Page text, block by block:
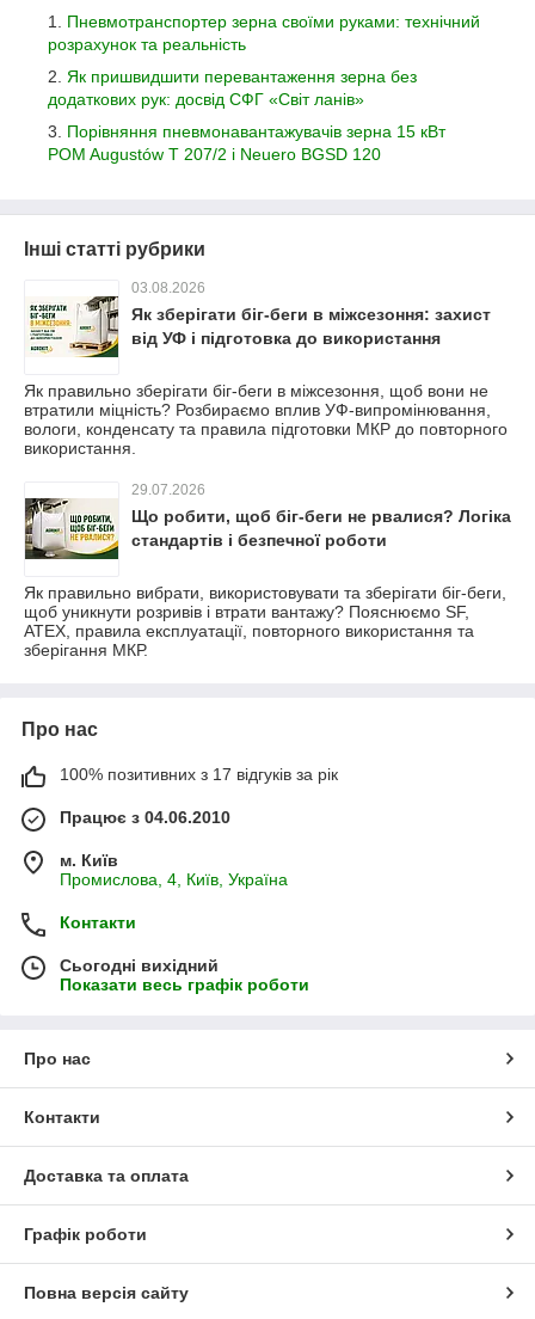
Пневмотранспортер зерна своїми руками: технічний
розрахунок та реальність
Як пришвидшити перевантаження зерна без
додаткових рук: досвід СФГ «Світ ланів»
Порівняння пневмонавантажувачів зерна 15 кВт
POM Augustów T 207/2 і Neuero BGSD 120
Інші статті рубрики
03.08.2026
Як зберігати біг-беги в міжсезоння: захист
від УФ і підготовка до використання
Як правильно зберігати біг-беги в міжсезоння, щоб вони не
втратили міцність? Розбираємо вплив УФ-випромінювання,
вологи, конденсату та правила підготовки МКР до повторного
використання.
29.07.2026
Що робити, щоб біг-беги не рвалися? Логіка
стандартів і безпечної роботи
Як правильно вибрати, використовувати та зберігати біг-беги,
щоб уникнути розривів і втрати вантажу? Пояснюємо SF,
ATEX, правила експлуатації, повторного використання та
зберігання МКР.
Про нас
100% позитивних з 17 відгуків за рік
Працює з 04.06.2010
м. Київ
Промислова, 4, Київ, Україна
Контакти
Сьогодні вихідний
Показати весь графік роботи
Про нас
Контакти
Доставка та оплата
Графік роботи
Повна версія сайту